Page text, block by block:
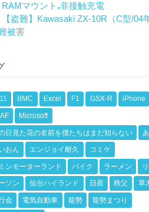
RAMマウント₊非接触充電
【盗難】Kawasaki ZX-10R（C型/04
被害
BMC Excel F1 GSX-R iPhone
Microsoft
日見た花の名前を僕たちはまだ知らない
おん エンジョイ耐久 コミケ
ンモーターランド バイク ラーメン
ソン 仙台ハイランド 日産 秩父 草
会 電気自動車 龍勢 龍勢まつり